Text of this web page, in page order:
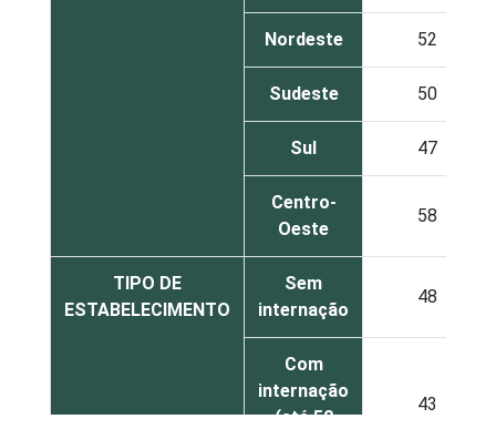
Nordeste 52
Sudeste 50
Sul 47
Centro-
Oeste
58
TIPO DE
ESTABELECIMENTO
Sem
internação
48
Com
internação
(até 50
43